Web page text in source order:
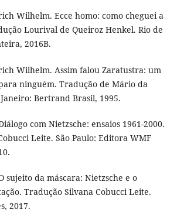
Wilhelm. Ecce homo: como cheguei a
Lourival de Queiroz Henkel. Rio de
2016B.
Wilhelm. Assim falou Zaratustra: um
ninguém. Tradução de Mário da
Bertrand Brasil, 1995.
com Nietzsche: ensaios 1961-2000.
Leite. São Paulo: Editora WMF
sujeito da máscara: Nietzsche e o
Tradução Silvana Cobucci Leite.
2017.